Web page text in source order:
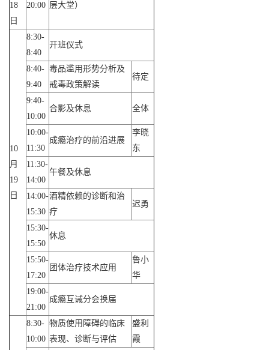
18
日
20:00 层大堂）
10
月
19
日
8:30-
8:40
开班仪式
8:40-
9:40
毒品滥用形势分析及
戒毒政策解读
待定
9:40-
10:00
合影及休息 全体
10:00-
11:30
成瘾治疗的前沿进展
李晓
东
11:30-
14:00
午餐及休息
14:00-
15:30
酒精依赖的诊断和治
疗
迟勇
15:30-
15:50
休息
15:50-
17:20
团体治疗技术应用
鲁小
华
19:00-
21:00
成瘾互诫分会换届
8:30-
10:00
物质使用障碍的临床
表现、诊断与评估
盛利
霞